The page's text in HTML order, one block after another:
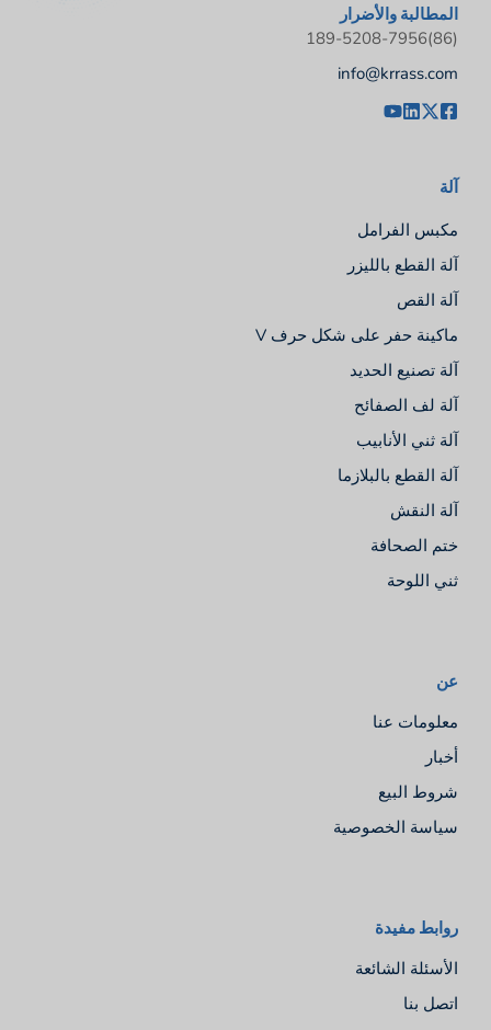
المطالبة والأضرار
(86)189-5208-7956
info@krrass.com
آلة
مكبس الفرامل
آلة القطع بالليزر
آلة القص
ماكينة حفر على شكل حرف V
آلة تصنيع الحديد
آلة لف الصفائح
آلة ثني الأنابيب
آلة القطع بالبلازما
آلة النقش
ختم الصحافة
ثني اللوحة
عن
معلومات عنا
أخبار
شروط البيع
سياسة الخصوصية
روابط مفيدة
الأسئلة الشائعة
اتصل بنا
Русский
Español